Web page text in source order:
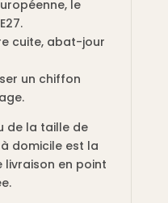
le
cuite, abat-jour
un chiffon
de la taille de
domicile est la
livraison en point